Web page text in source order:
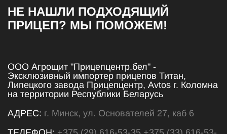
НЕ НАШЛИ ПОДХОДЯЩИЙ
ПРИЦЕП? МЫ ПОМОЖЕМ!
ООО Агрощит "Прицепцентр.бел" -
Эксклюзивный импортер прицепов Титан,
Липецкого завода Прицепцентр, Avtos г. Коломна
на территории Республики Беларусь
АДРЕС: г. Минск, ул. Основателей 27, каб 6